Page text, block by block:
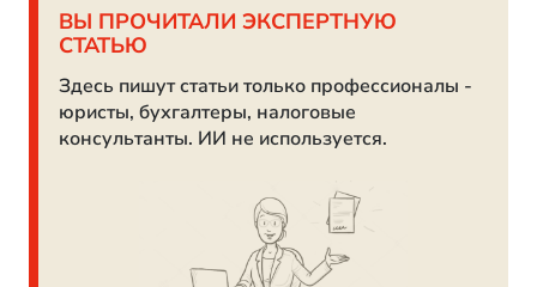
ВЫ ПРОЧИТАЛИ ЭКСПЕРТНУЮ
СТАТЬЮ
Здесь пишут статьи только профессионалы -
юристы, бухгалтеры, налоговые
консультанты. ИИ не используется.